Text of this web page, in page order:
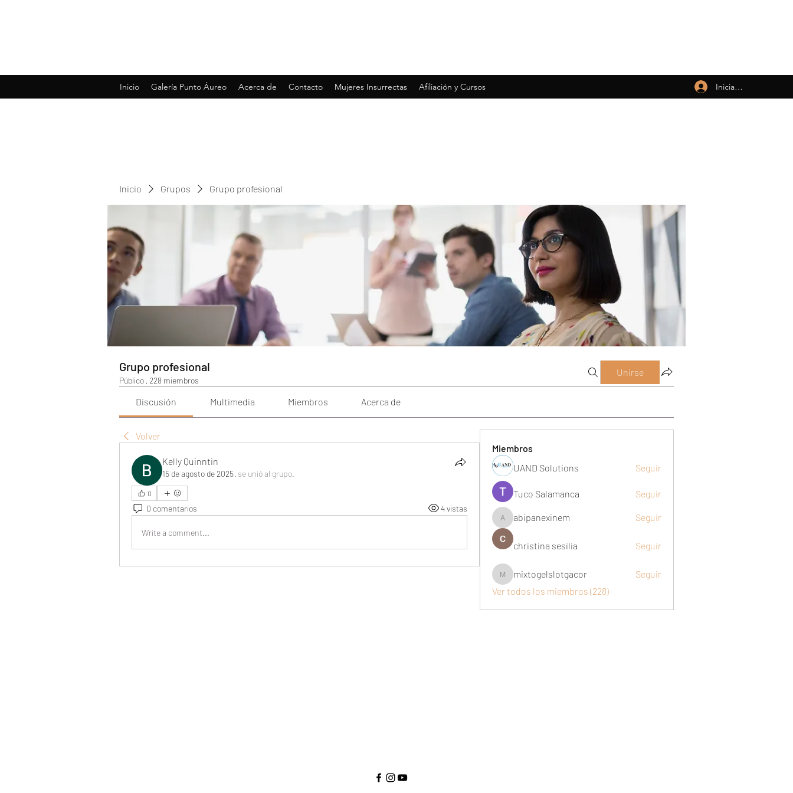
Inicio Galería Punto Áureo Acerca de Contacto Mujeres Insurrectas Afiliación y Cursos Iniciar sesión
Inicio Grupos Grupo profesional
Grupo profesional
Público · 228 miembros
Unirse
Discusión Multimedia Miembros Acerca de
Volver
Kelly Quinntin
15 de agosto de 2025· se unió al grupo.
0
0 comentarios 4 vistas
Write a comment...
Miembros
UAND Solutions
Seguir
Tuco Salamanca Seguir
abipanexinem
abipanexinem Seguir
christina sesilia Seguir
mixtogelslotgacor
mixtogelslotgacor
Seguir
Ver todos los miembros (228)